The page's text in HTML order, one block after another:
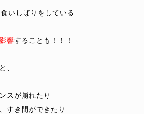
いしばりをしている
響することも！！！
、
スが崩れたり
すき間ができたり